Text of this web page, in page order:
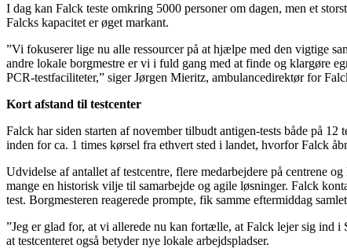
I dag kan Falck teste omkring 5000 personer om dagen, men et
Falcks kapacitet er øget markant.
”Vi fokuserer lige nu alle ressourcer på at hjælpe med den vigtige
andre lokale borgmestre er vi i fuld gang med at finde og klargøre
PCR-testfaciliteter,” siger Jørgen Mieritz, ambulancedirektør for
Kort afstand til testcenter
Falck har siden starten af november tilbudt antigen-tests både på
inden for ca. 1 times kørsel fra ethvert sted i landet, hvorfor Falck
Udvidelse af antallet af testcentre, flere medarbejdere på centrene
mange en historisk vilje til samarbejde og agile løsninger. Falck
test. Borgmesteren reagerede prompte, fik samme eftermiddag
”Jeg er glad for, at vi allerede nu kan fortælle, at Falck lejer sig ind i
at testcenteret også betyder nye lokale arbejdspladser.